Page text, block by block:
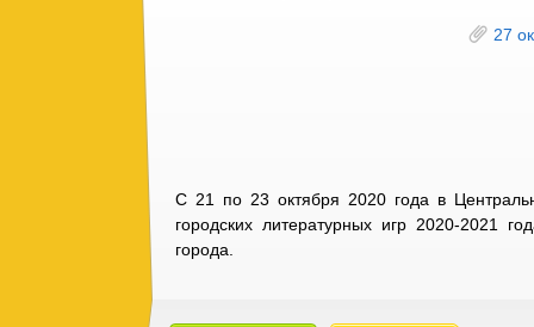
27
С 21 по 23 октября 2020 года в
городских литературных игр 2020-2021
города.